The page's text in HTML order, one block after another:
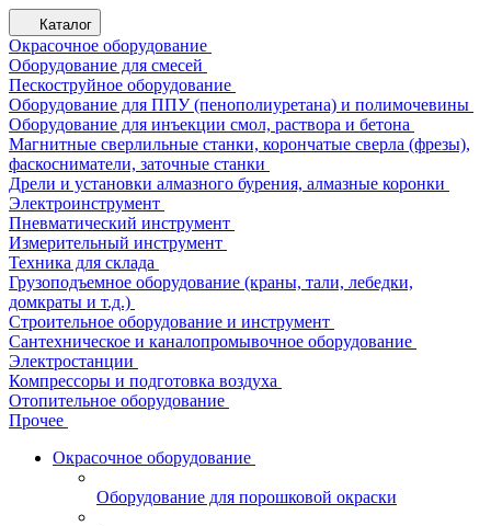
Каталог
Окрасочное оборудование
Оборудование для смесей
Пескоструйное оборудование
Оборудование для ППУ (пенополиуретана) и полимочевины
Оборудование для инъекции смол, раствора и бетона
Магнитные сверлильные станки, корончатые сверла (фрезы),
фаскосниматели, заточные станки
Дрели и установки алмазного бурения, алмазные коронки
Электроинструмент
Пневматический инструмент
Измерительный инструмент
Техника для склада
Грузоподъемное оборудование (краны, тали, лебедки,
домкраты и т.д.)
Строительное оборудование и инструмент
Сантехническое и каналопромывочное оборудование
Электростанции
Компрессоры и подготовка воздуха
Отопительное оборудование
Прочее
Окрасочное оборудование
Оборудование для порошковой окраски